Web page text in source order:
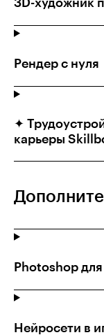
3D-художник
Рендер с нуля
✦
карьеры
Photoshop
Нейросети в